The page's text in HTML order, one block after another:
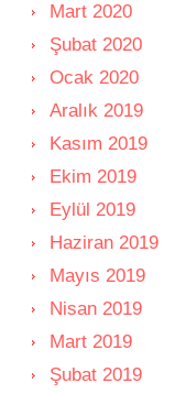
Mart 2020
Şubat 2020
Ocak 2020
Aralık 2019
Kasım 2019
Ekim 2019
Eylül 2019
Haziran 2019
Mayıs 2019
Nisan 2019
Mart 2019
Şubat 2019